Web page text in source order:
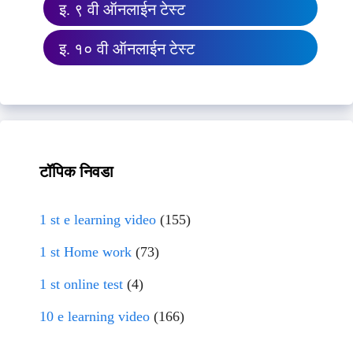
इ. ९ वी ऑनलाईन टेस्ट
इ. १० वी ऑनलाईन टेस्ट
टॉपिक निवडा
1 st e learning video (155)
1 st Home work (73)
1 st online test (4)
10 e learning video (166)